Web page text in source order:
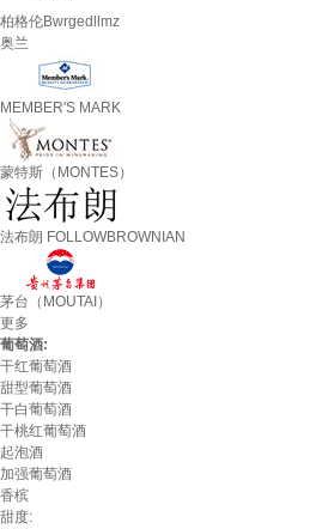
柏格伦Bwrgedllmz
奥兰
MEMBER'S MARK
蒙特斯（MONTES）
法布朗 FOLLOWBROWNIAN
茅台（MOUTAI）
更多
葡萄酒:
干红葡萄酒
甜型葡萄酒
干白葡萄酒
干桃红葡萄酒
起泡酒
加强葡萄酒
香槟
甜度: